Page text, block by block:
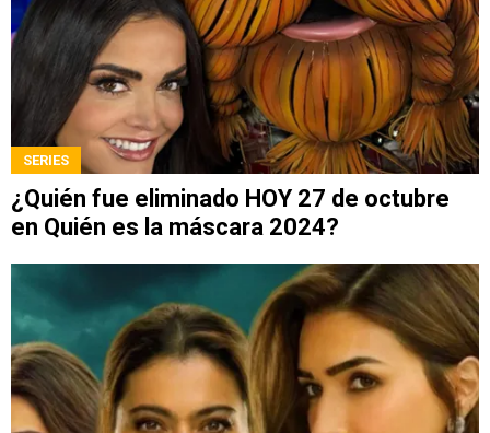
SERIES
¿Quién fue eliminado HOY 27 de octubre
en Quién es la máscara 2024?